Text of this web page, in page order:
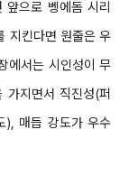
앞으로 벵에돔 시리
지킨다면 원줄은 우
에서는 시인성이 무
가지면서 직진성(퍼
), 매듭 강도가 우수